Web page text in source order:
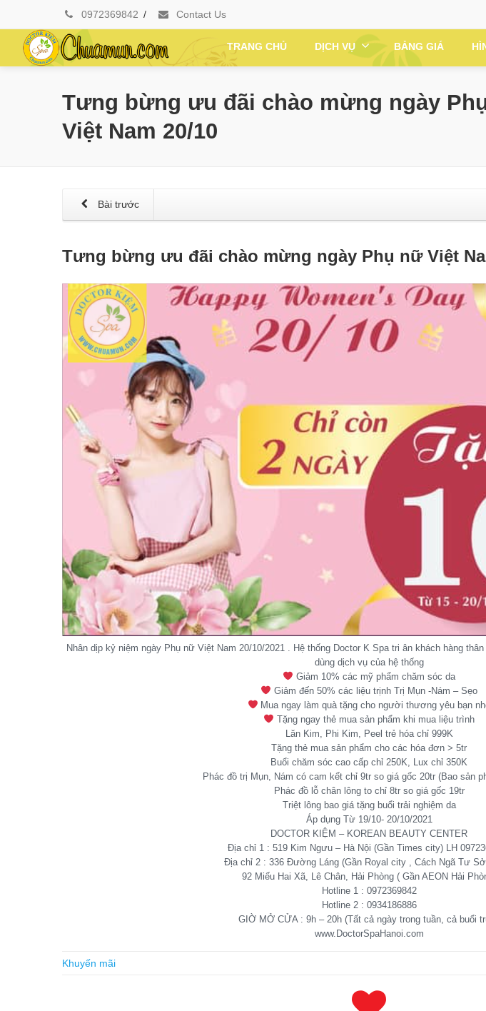
0972369842 / Contact Us
TRANG CHỦ DỊCH VỤ BẢNG GIÁ
Tưng bừng ưu đãi chào mừng ngày
Việt Nam 20/10
Bài trước
Tưng bừng ưu đãi chào mừng ngày Phụ nữ Việt
Nhân dịp kỷ niệm ngày Phụ nữ Việt Nam 20/10/2021 . Hệ thống Doctor K Spa tri ân khách hàng
dùng dịch vụ của hệ thống
Giảm 10% các mỹ phẩm chăm sóc da
Giảm đến 50% các liệu trịnh Trị Mụn -Nám – Sẹo
Mua ngay làm quà tặng cho người thương yêu bạn
Tặng ngay thẻ mua sản phẩm khi mua liệu trình
Lăn Kim, Phi Kim, Peel trẻ hóa chỉ 999K
Tặng thẻ mua sản phẩm cho các hóa đơn > 5tr
Buổi chăm sóc cao cấp chỉ 250K, Lux chỉ 350K
Phác đồ trị Mụn, Nám có cam kết chỉ 9tr so giá gốc 20tr (Bao sản
Phác đồ lỗ chân lông to chỉ 8tr so giá gốc 19tr
Triệt lông bao giá tặng buổi trải nghiệm da
Áp dụng Từ 19/10- 20/10/2021
DOCTOR KIỆM – KOREAN BEAUTY CENTER
Địa chỉ 1 : 519 Kim Ngưu – Hà Nội (Gần Times city) LH
Địa chỉ 2 : 336 Đường Láng (Gần Royal city , Cách Ngã Tư
92 Miếu Hai Xã, Lê Chân, Hải Phòng ( Gần AEON Hải
Hotline 1 : 0972369842
Hotline 2 : 0934186886
GIỜ MỞ CỬA : 9h – 20h (Tất cả ngày trong tuần, cả buổi
www.DoctorSpaHanoi.com
Khuyến mãi